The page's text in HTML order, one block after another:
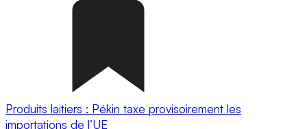
Produits laitiers : Pékin taxe provisoirement les
importations de l’UE